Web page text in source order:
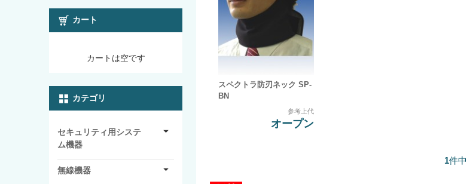
スペクトラ防刃ネック SP-
BN
参考上代
オープン
1件
カート
カートは空です
カテゴリ
セキュリティ用システ
ム機器
無線機器